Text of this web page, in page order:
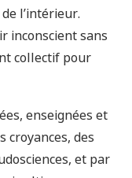
l’intérieur.
inconscient sans
collectif pour
enseignées et
croyances, des
et par